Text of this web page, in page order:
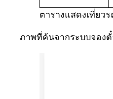
ตารางแสดงเที่ยว
ภาพที่ค้นจากระบบจอง